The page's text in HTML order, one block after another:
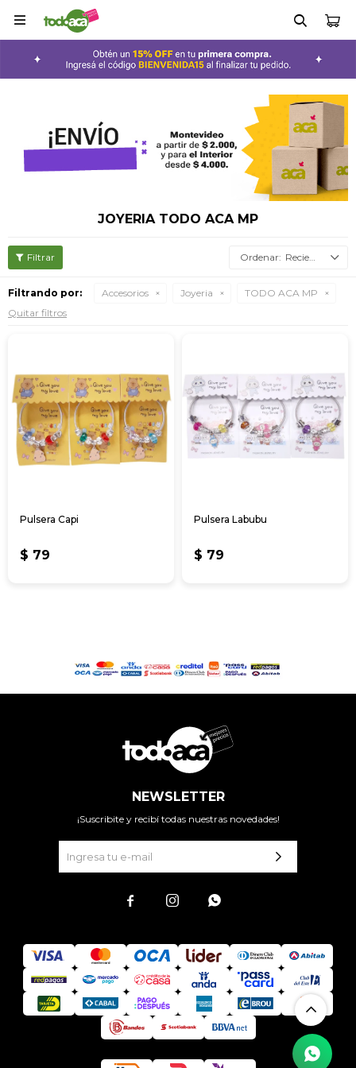

JOYERIA TODO ACA MP
Recientes
Filtrando por: Accesorios Joyeria
TODO ACA MP
Quitar filtros
Pulsera Capi
$ 79
Pulsera Labubu
$ 79
NEWSLETTER
¡Suscribite y recibí todas nuestras novedades!
  